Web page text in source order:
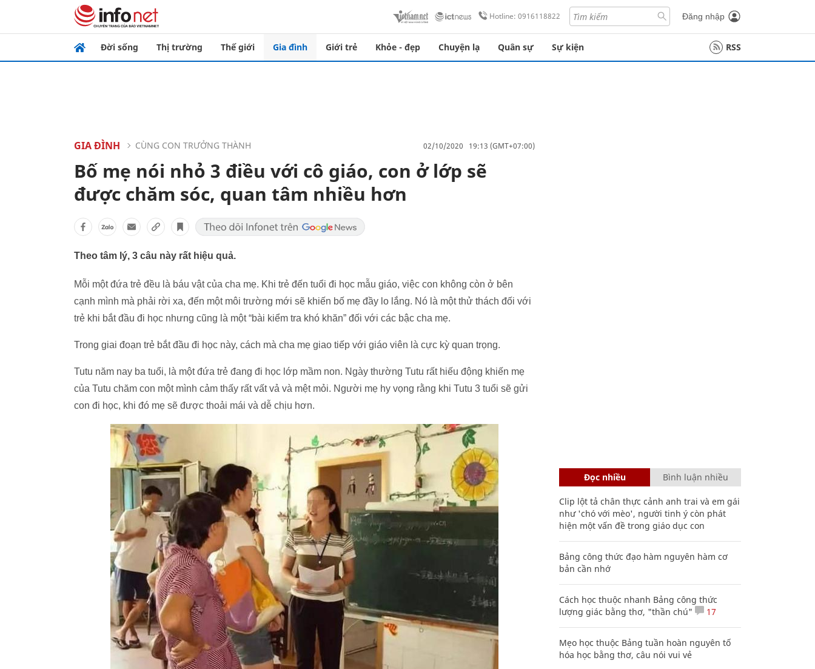
Hotline: 0916118822 Đăng nhập
Đời sống Thị trường Thế giới Gia đình Giới trẻ Khỏe - đẹp Chuyện lạ Quân sự Sự kiện RSS
GIA ĐÌNH CÙNG CON TRƯỞNG THÀNH 02/10/2020 19:13 (GMT+07:00)
Bố mẹ nói nhỏ 3 điều với cô giáo, con ở lớp sẽ
được chăm sóc, quan tâm nhiều hơn
Theo tâm lý, 3 câu này rất hiệu quả.
Mỗi một đứa trẻ đều là báu vật của cha mẹ. Khi trẻ đến tuổi đi học mẫu giáo, việc con không còn ở bên
cạnh mình mà phải rời xa, đến một môi trường mới sẽ khiến bố mẹ đầy lo lắng. Nó là một thử thách đối với
trẻ khi bắt đầu đi học nhưng cũng là một “bài kiểm tra khó khăn” đối với các bậc cha mẹ.
Trong giai đoạn trẻ bắt đầu đi học này, cách mà cha mẹ giao tiếp với giáo viên là cực kỳ quan trọng.
Tutu năm nay ba tuổi, là một đứa trẻ đang đi học lớp mầm non. Ngày thường Tutu rất hiếu động khiến mẹ
của Tutu chăm con một mình cảm thấy rất vất vả và mệt mỏi. Người mẹ hy vọng rằng khi Tutu 3 tuổi sẽ gửi
con đi học, khi đó mẹ sẽ được thoải mái và dễ chịu hơn.
Đọc nhiều Bình luận nhiều
Clip lột tả chân thực cảnh anh trai và em gái
như 'chó với mèo', người tinh ý còn phát
hiện một vấn đề trong giáo dục con
Bảng công thức đạo hàm nguyên hàm cơ
bản cần nhớ
Cách học thuộc nhanh Bảng công thức
lượng giác bằng thơ, "thần chú"
17
Mẹo học thuộc Bảng tuần hoàn nguyên tố
hóa học bằng thơ, câu nói vui vẻ